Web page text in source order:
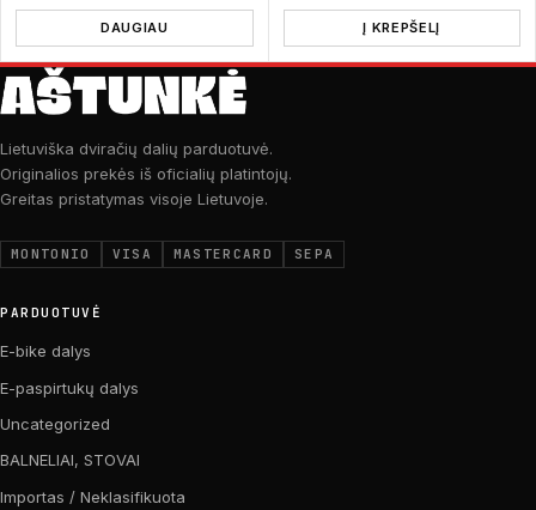
DAUGIAU Į KREPŠELĮ
Lietuviška dviračių dalių parduotuvė.
Originalios prekės iš oficialių platintojų.
Greitas pristatymas visoje Lietuvoje.
MONTONIO VISA MASTERCARD SEPA
PARDUOTUVĖ
E-bike dalys
E-paspirtukų dalys
Uncategorized
BALNELIAI, STOVAI
Importas / Neklasifikuota